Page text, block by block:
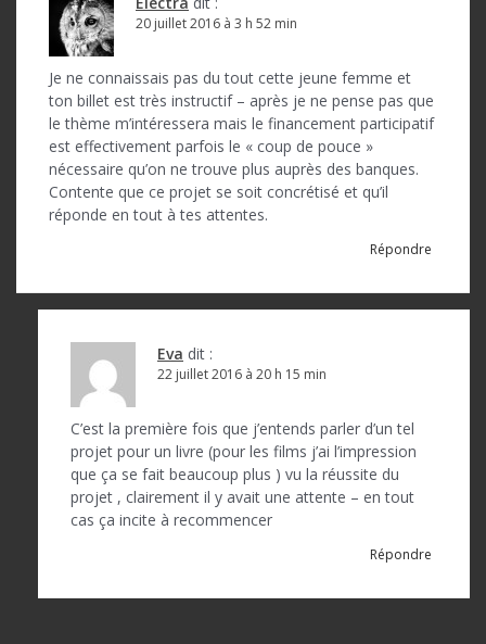
20 juillet 2016 à 3 h 52 min
Je ne connaissais pas du tout cette jeune femme et
ton billet est très instructif – après je ne pense pas que
le thème m’intéressera mais le financement participatif
est effectivement parfois le « coup de pouce »
nécessaire qu’on ne trouve plus auprès des banques.
Contente que ce projet se soit concrétisé et qu’il
réponde en tout à tes attentes.
Répondre
Eva dit :
22 juillet 2016 à 20 h 15 min
C’est la première fois que j’entends parler d’un tel
projet pour un livre (pour les films j’ai l’impression
que ça se fait beaucoup plus ) vu la réussite du
projet , clairement il y avait une attente – en tout
cas ça incite à recommencer
Répondre